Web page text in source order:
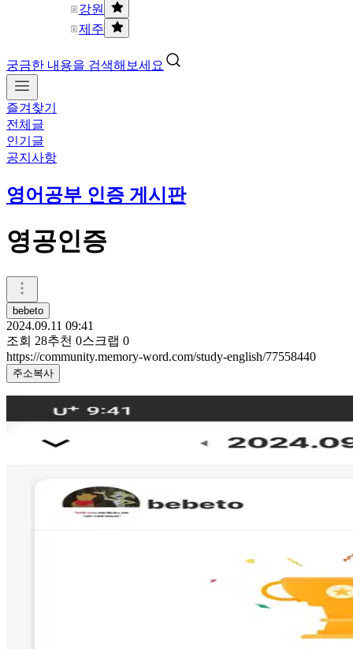
강원
제주
궁금한 내용을 검색해보세요
즐겨찾기
전체글
인기글
공지사항
영어공부 인증 게시판
영공인증
bebeto
2024.09.11 09:41
조회 28추천 0스크랩 0
https://community.memory-word.com/study-english/77558440
주소복사